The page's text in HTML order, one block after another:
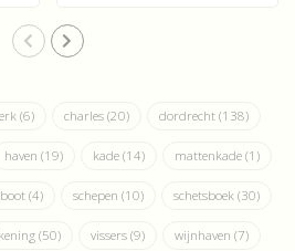
(6) charles (20) dordrecht (138)
haven (19) kade (14) mattenkade (1)
(4) schepen (10) schetsboek (30)
(50) vissers (9) wijnhaven (7)